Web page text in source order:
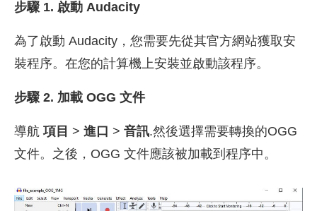
步驟 1. 啟動 Audacity
為了啟動 Audacity，您需要先從其官方網站獲取安
裝程序。在您的計算機上安裝並啟動該程序。
步驟 2. 加載 OGG 文件
導航 項目 > 進口 > 音訊.然後選擇需要轉換的OGG
文件。之後，OGG 文件應該被加載到程序中。